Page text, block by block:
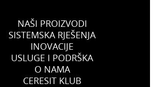
NAŠI PROIZVODI
SISTEMSKA RJEŠENJA
INOVACIJE
USLUGE I PODRŠKA
O NAMA
CERESIT KLUB